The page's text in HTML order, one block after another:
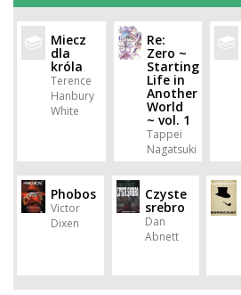
Miecz
dla
króla
Terence
Hanbury
White
Re:
Zero ~
Starting
Life in
Another
World
~ vol. 1
Tappei
Nagatsuki
Phobos
Victor
Dixen
Czyste
srebro
Dan
Abnett